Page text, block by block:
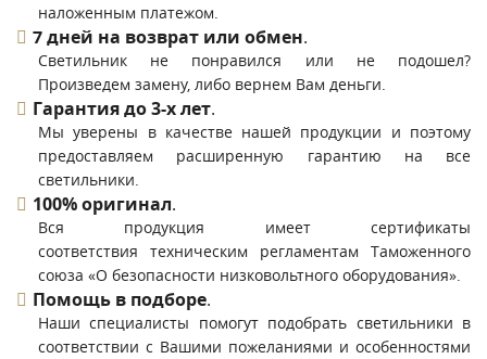
наложенным платежом.
7 дней на возврат или обмен.
Светильник не понравился или не подошел?
Произведем замену, либо вернем Вам деньги.
Гарантия до 3-х лет.
Мы уверены в качестве нашей продукции и поэтому
предоставляем расширенную гарантию на все
светильники.
100% оригинал.
Вся продукция имеет сертификаты
соответствия техническим регламентам Таможенного
союза «О безопасности низковольтного оборудования».
Помощь в подборе.
Наши специалисты помогут подобрать светильники в
соответствии с Вашими пожеланиями и особенностями